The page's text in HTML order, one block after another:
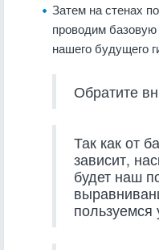
Затем на стенах
проводим
нашего будущего
Обратите
Так как от
зависит,
будет наш
пользуемся